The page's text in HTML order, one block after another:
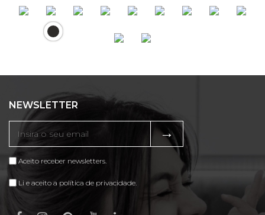
NEWSLETTER
→
Aceito receber newsletters.
Li e aceito a política de privacidade.